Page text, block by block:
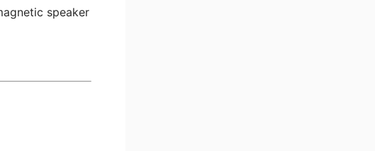
speaker